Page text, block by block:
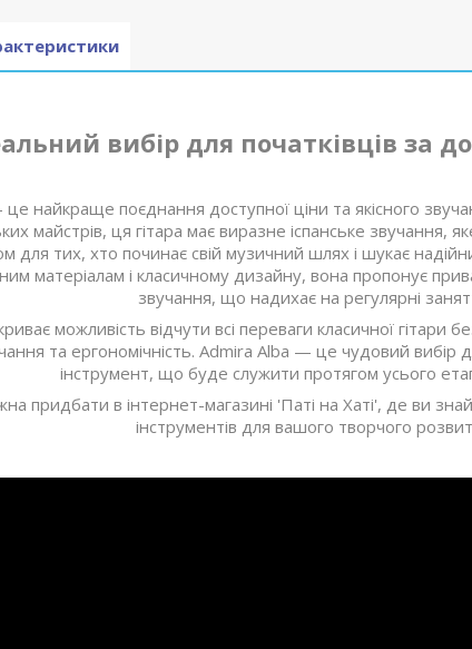
вибір для початківців за
найкраще поєднання доступної ціни та якісного
майстрів, ця гітара має виразне іспанське звучання,
для тих, хто починає свій музичний шлях і шукає
матеріалам і класичному дизайну, вона пропонує
звучання, що надихає на регулярні
можливість відчути всі переваги класичної
та ергономічність. Admira Alba — це чудовий вибір
інструмент, що буде служити протягом усього
придбати в інтернет-магазині 'Паті на Хаті', де ви
інструментів для вашого творчого